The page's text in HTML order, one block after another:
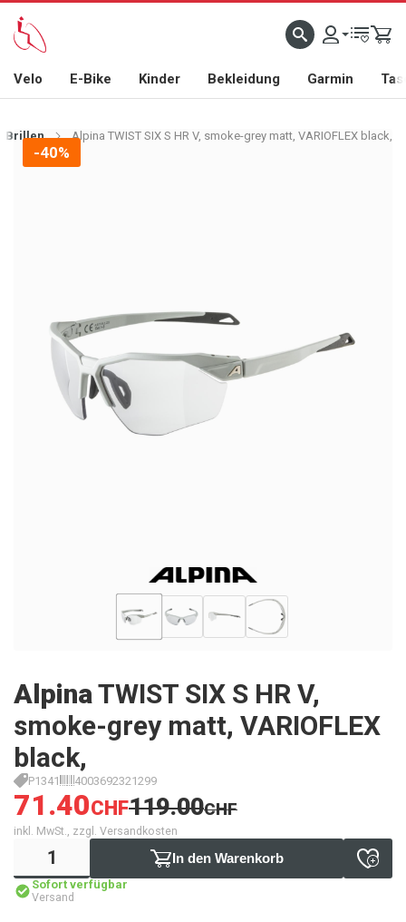
Velo E-Bike Kinder Bekleidung Garmin
Brillen Alpina TWIST SIX S HR V, smoke-grey matt, VARIOFLEX black,
-40%
AlpinaTWIST SIX S HR V,
smoke-grey matt, VARIOFLEX
black,
P1341 4003692321299
71.40CHF119.00CHF
inkl. MwSt., zzgl. Versandkosten
In den Warenkorb
Sofort verfügbar
Versand